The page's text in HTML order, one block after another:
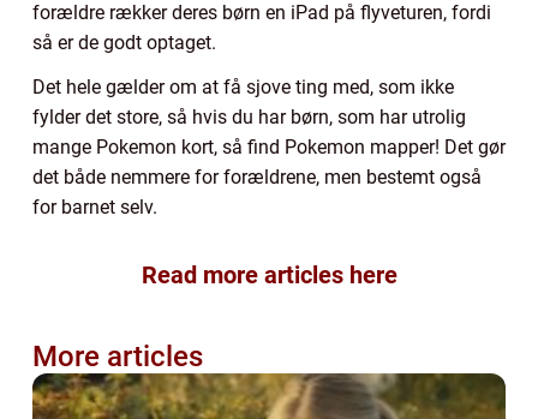
forældre rækker deres børn en iPad på flyveturen, fordi
så er de godt optaget.
Det hele gælder om at få sjove ting med, som ikke
fylder det store, så hvis du har børn, som har utrolig
mange Pokemon kort, så find Pokemon mapper! Det gør
det både nemmere for forældrene, men bestemt også
for barnet selv.
Read more articles here
More articles